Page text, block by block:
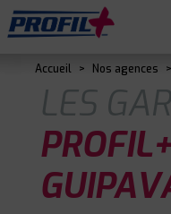
Accueil > Nos agences >
LES